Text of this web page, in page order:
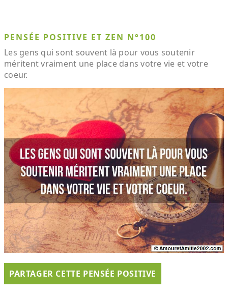
PENSÉE POSITIVE ET ZEN N°100
Les gens qui sont souvent là pour vous soutenir
méritent vraiment une place dans votre vie et votre
coeur.
PARTAGER CETTE PENSÉE POSITIVE